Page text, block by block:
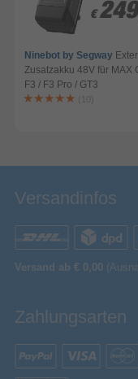
€
€
Ninebot by Segway
Zusatzakku 48V für MAX
F3 / F3 Pro / GT3
(10)
Versandinfos
Versand ab € 0,00
Zahlungsarten